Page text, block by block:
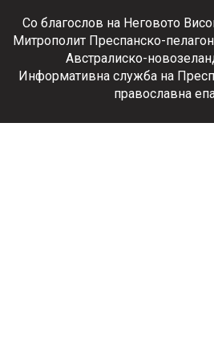
Со благослов на Неговото
Митрополит Преспанско-
Австралиско-
Информативна служба на
православна